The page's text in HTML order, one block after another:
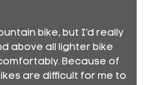
bike, but I’d really
above all lighter bike
Because of
are difficult for me to